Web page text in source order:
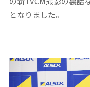
となりました。